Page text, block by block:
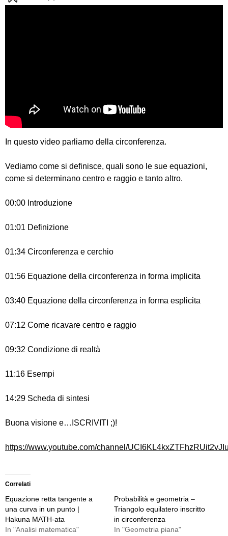
In questo video parliamo della circonferenza.
Vediamo come si definisce, quali sono le sue equazioni,
come si determinano centro e raggio e tanto altro.
00:00 Introduzione
01:01 Definizione
01:34 Circonferenza e cerchio
01:56 Equazione della circonferenza in forma implicita
03:40 Equazione della circonferenza in forma esplicita
07:12 Come ricavare centro e raggio
09:32 Condizione di realtà
11:16 Esempi
14:29 Scheda di sintesi
Buona visione e…ISCRIVITI ;)!
https://www.youtube.com/channel/
Correlati
Equazione retta tangente a
una curva in un punto |
Hakuna MATH-ata
In "Analisi matematica"
Probabilità e geometria –
Triangolo equilatero inscritto
in circonferenza
In "Geometria piana"